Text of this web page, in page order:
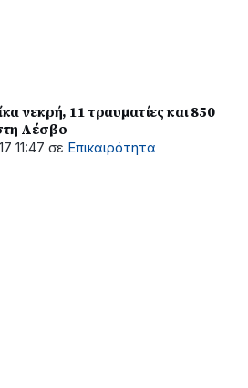
νεκρή, 11 τραυματίες και 850
Λέσβο
11:47 σε Επικαιρότητα